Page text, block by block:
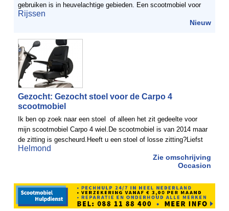
gebruiken is in heuvelachtige gebieden. Een scootmobiel voor
buiten dus. Kleine draaicircel dus ook erg gemakkelijk ...
Rijssen
Nieuw
Gezocht: Gezocht stoel voor de Carpo 4
scootmobiel
Ik ben op zoek naar een stoel of alleen het zit gedeelte voor
mijn scootmobiel Carpo 4 wiel.De scootmobiel is van 2014 maar
de zitting is gescheurd.Heeft u een stoel of losse zitting?Liefst
omgeving Noord brabant.50 km vanaf Helmond ...
Helmond
Zie omschrijving
Occasion